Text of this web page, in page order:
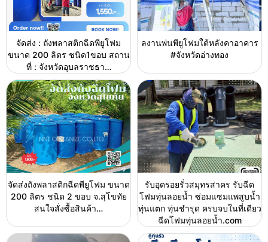
จัดส่ง : ถังพลาสติกฉีดพียูโฟม
ขนาด 200 ลิตร ชนิด1ขอบ สถาน
ที่ : จังหวัดอุบลราชธา…
ลงานพ่นพียูโฟมใต้หลังคาอาคาร
#จังหวัดอ่างทอง
จัดส่งถังพลาสติกฉีดพียูโฟม ขนาด
200 ลิตร ชนิด 2 ขอบ จ.สุโขทัย
สนใจสั่งซื้อสินค้า…
รับอุดรอยรั่วสมุทรสาคร รับฉีด
โฟมทุ่นลอยน้ำ ซ่อมแซมแพสูบน้ำ
ทุ่นแตก ทุ่นชำรุด ครบจบในที่เดียว
ฉีดโฟมทุ่นลอยน้ำ.com